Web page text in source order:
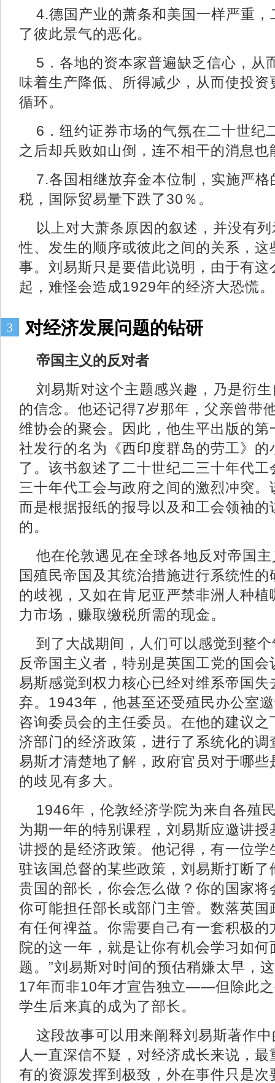
4.德国产业的萧条和美国一样严重
了彼此景气的恶化。
5．各地的资本家普遍缺乏信心，从
味着生产降低、所得减少，从而使投
循环。
6．纽约证券市场的气氛在二十世纪
之后却兵败如山倒，连不相干的消
7.各国相继放弃金本位制，实施严
税，国际贸易量下跌了30％。
以上对大萧条原因的叙述，并没有
性、发生的顺序或彼此之间的关系，
事。刘易斯只是要借此说明，由于有
起，难怪会造成1929年的经济大恐慌。
3 对经济发展问题的钻研
帝国主义的反对者
刘易斯对这个主题感兴趣，乃是衍
的信念。他还记得7岁那年，父亲曾带
维协会的聚会。因此，他生平出版的
社发行的名为《西印度群岛的劳工》
了。该书叙述了二十世纪二三十年代
三十年代工会与政府之间的激烈冲突
而是根据报纸的报导以及和工会领袖
的。
他在伦敦遇见在全球各地反对帝国
国殖民帝国及其统治措施进行系统性
的歧视，又如在肯尼亚严禁非洲人种
力市场，赚取缴税所需的现金。
到了大战期间，人们可以感觉到整
反帝国主义者，特别是英国工党的国
易斯感觉到权力核心已经对维系帝国
弃。1943年，他甚至还受殖民办公室
咨询委员会的主任委员。在他的建议
济部门的经济政策，进行了系统化的
易斯才清楚地了解，政府官员对于哪
的歧见有多大。
1946年，伦敦经济学院为来自各殖
为期一年的特别课程，刘易斯应邀讲
讲授的是经济政策。他记得，有一位
驻该国总督的某些政策，刘易斯打断了
贵国的部长，你会怎么做？你的国家
你可能担任部长或部门主管。数落英
有任何禆益。你需要自己有一套积极
院的这一年，就是让你有机会学习如
题。”刘易斯对时间的预估稍嫌太早，
17年而非10年才宣告独立——但除此
学生后来真的成为了部长。
这段故事可以用来阐释刘易斯著作
人一直深信不疑，对经济成长来说，
有的资源发挥到极致，外在事件只是